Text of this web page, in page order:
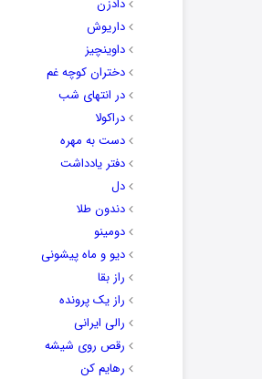
دادزن
داریوش
داوینچیز
دختران کوچه غم
در انتهای شب
دراکولا
دست به مهره
دفتر یادداشت
دل
دندون طلا
دومینو
دیو و ماه پیشونی
راز بقا
راز یک پرونده
رالی ایرانی
رقص روی شیشه
رهایم کن